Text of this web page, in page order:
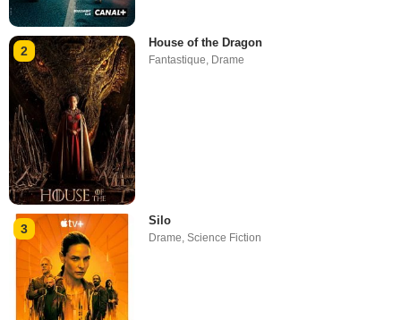
2
House of the Dragon
Fantastique, Drame
3
Silo
Drame ,Science Fiction